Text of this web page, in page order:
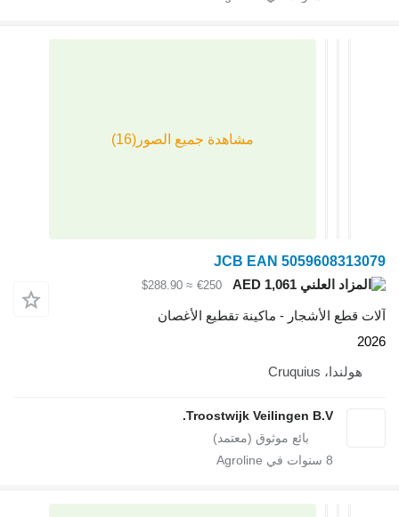
JCB EAN
AED 1,061
€250
≈ $288.90
- ماكينة تقطيع الأغصان
Troostwijk Veilingen
سنوات في Agroline